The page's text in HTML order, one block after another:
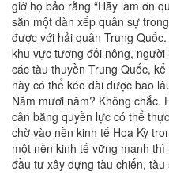
giờ họ bảo rằng “Hãy làm ơn
sẵn một dàn xếp quân sự
được với hải quân Trung
khu vực tương đối nông,
các tàu thuyền Trung Quốc,
này có thể kéo dài được bao
Năm mươi năm? Không chắc.
cân bằng quyền lực có thể
chờ vào nền kinh tế Hoa Kỳ
một nền kinh tế vững mạnh
đầu tư xây dựng tàu chiến,